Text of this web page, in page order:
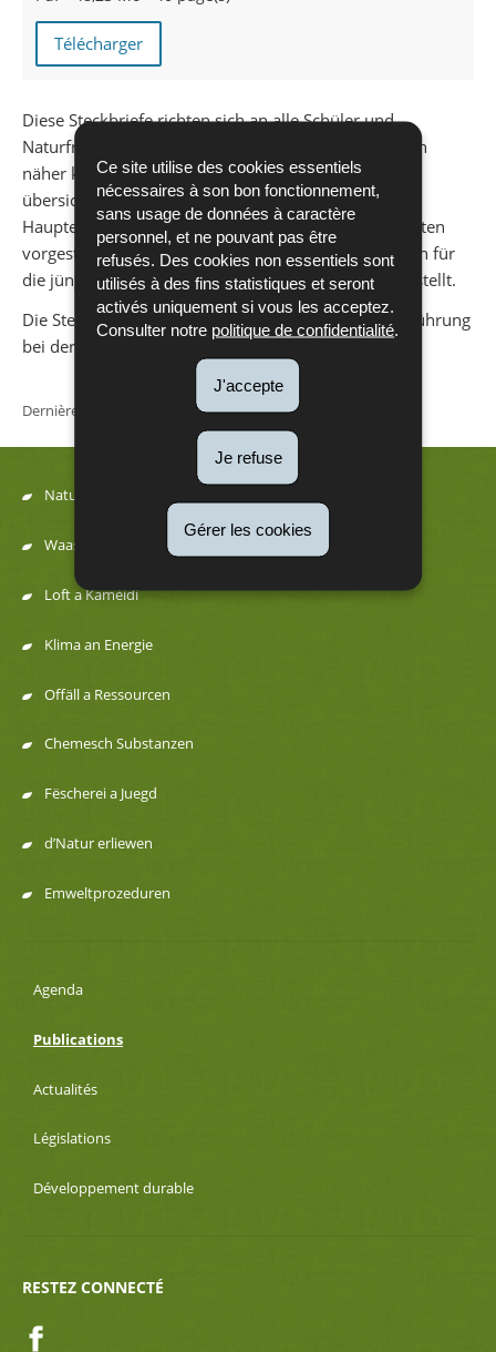
Ce site utilise des cookies essentiels
nécessaires à son bon fonctionnement,
sans usage de données à caractère
personnel, et ne pouvant pas être
refusés. Des cookies non essentiels sont
utilisés à des fins statistiques et seront
activés uniquement si vous les acceptez.
Consulter notre politique de confidentialité
J'accepte
Je refuse
Gérer les cookies
Télécharger
Diese Steckbriefe richten sich an alle Schüler und
Naturfreunde welche unsere einheimischen Tierarten
näher kennenlernen möchten. Anhand didaktisch
übersichtlich gestalteter Arbeitsblätter werden die
Haupterkennungsmerkmale 16 verschiedener Tierarten
vorgestellt. Ergänzend zu diesen Steckbriefen wurden für
die jüngeren Schüler ausschneidbare Tiermasken erstellt.
Die Steckbriefe und Masken sind in gedruckter Ausführung
bei der Naturverwaltung erhältlich.
Dernière mise à jour 20/04/2021
Menu
de
navigation
Natur
Waasser
Loft a Kaméidi
Klima an Energie
Offäll a Ressourcen
Chemesch Substanzen
Fëscherei a Juegd
d’Natur erliewen
Emweltprozeduren
Agenda
Publications
Actualités
Législations
Développement durable
RESTEZ CONNECTÉ